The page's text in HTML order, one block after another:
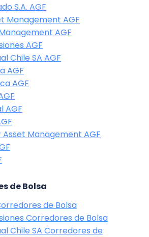
S.A. AGF
Management AGF
AGF
AGF
Chile SA AGF
AGF
AGF
AGF
Management AGF
de Bolsa
de Bolsa
Corredores de Bolsa
Chile SA Corredores de